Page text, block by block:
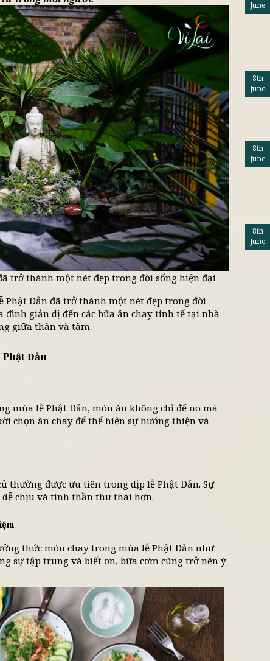
GÌ ĐỂ THANH TỊNH VÀ
Ý NGHĨA?
nhiều người không chỉ hướng đến các hoạt
việc ăn uống sao cho nhẹ nhàng và thanh
đơn thuần là lựa chọn thực phẩm mà
và lòng từ trong mỗi người.
Đản đã trở thành một nét đẹp trong đời sống
cho lễ Phật Đản đã trở thành một nét đẹp trong
cơm gia đình giản dị đến các bữa ăn chay tinh tế
cân bằng giữa thân và tâm.
mùa lễ Phật Đản
là trong mùa lễ Phật Đản, món ăn không chỉ để
người chọn ăn chay để thể hiện sự hướng
hơn.
an